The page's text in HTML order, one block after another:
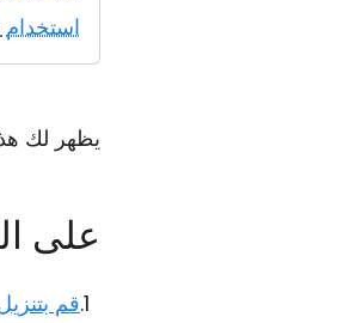
استخدام Agent للدعم الفوري
يظهر لك
على
قم